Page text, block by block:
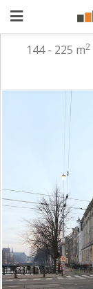
aanbieden
adverteren
Premium
adverteren
Blog
Registreren
Login
144 - 225 m2